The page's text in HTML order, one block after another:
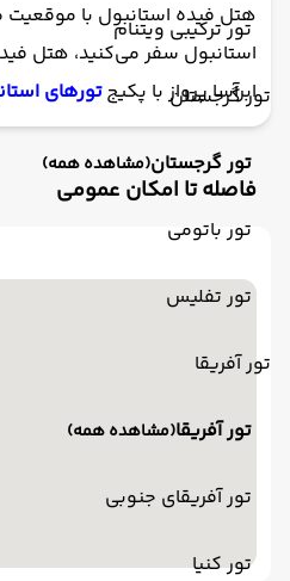
تور ترکیبی ویتنام
تور گرجستان
تور گرجستان(مشاهده همه)
تور باتومی
تور تفلیس
تور آفریقا
تور آفریقا(مشاهده همه)
تور آفریقای جنوبی
تور کنیا
هتل فیده استانبول با موقعیت
استانبول سفر می‌کنید، هتل
ابرآسا پرواز با پکیجتورهای
فاصله تا امکان عمومی